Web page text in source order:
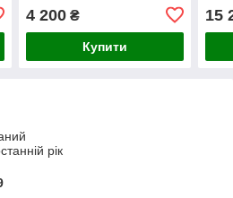
4 200₴
Купити
15
рік